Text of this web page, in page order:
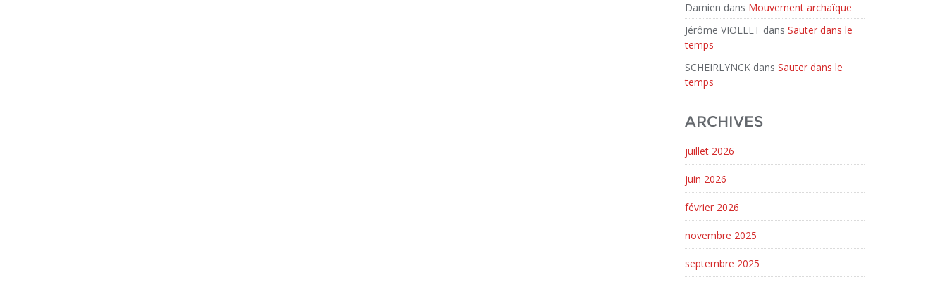
Damien dans Mouvement archaïque
Jérôme VIOLLET dans Sauter dans le
temps
SCHEIRLYNCK dans Sauter dans le
temps
ARCHIVES
juillet 2026
juin 2026
février 2026
novembre 2025
septembre 2025